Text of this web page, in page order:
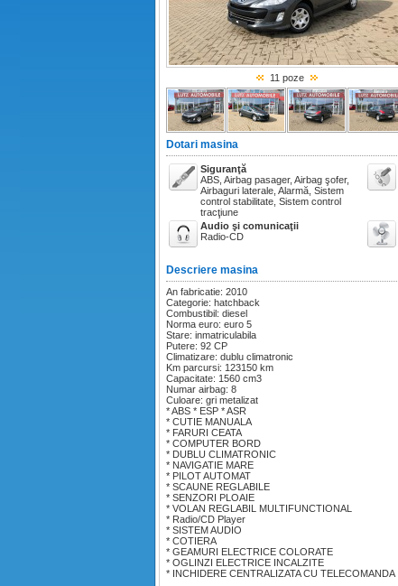
11 poze
Dotari masina
Siguranţă
ABS, Airbag pasager, Airbag şofer,
Airbaguri laterale, Alarmă, Sistem
control stabilitate, Sistem control
tracţiune
Audio şi comunicaţii
Radio-CD
Descriere masina
An fabricatie: 2010
Categorie: hatchback
Combustibil: diesel
Norma euro: euro 5
Stare: inmatriculabila
Putere: 92 CP
Climatizare: dublu climatronic
Km parcursi: 123150 km
Capacitate: 1560 cm3
Numar airbag: 8
Culoare: gri metalizat
* ABS * ESP * ASR
* CUTIE MANUALA
* FARURI CEATA
* COMPUTER BORD
* DUBLU CLIMATRONIC
* NAVIGATIE MARE
* PILOT AUTOMAT
* SCAUNE REGLABILE
* SENZORI PLOAIE
* VOLAN REGLABIL MULTIFUNCTIONAL
* Radio/CD Player
* SISTEM AUDIO
* COTIERA
* GEAMURI ELECTRICE COLORATE
* OGLINZI ELECTRICE INCALZITE
* INCHIDERE CENTRALIZATA CU TELECOMANDA